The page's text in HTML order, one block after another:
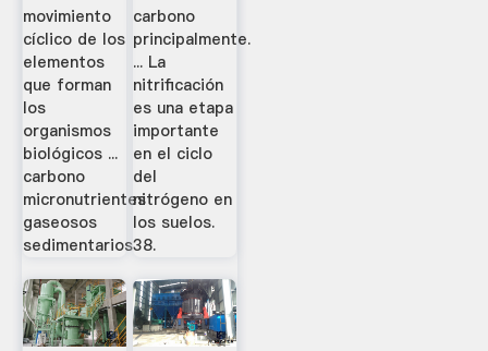
movimiento
cíclico de los
elementos
que forman
los
organismos
biológicos ...
carbono
micronutrientes
gaseosos
sedimentarios
carbono
principalmente.
... La
nitrificación
es una etapa
importante
en el ciclo
del
nitrógeno en
los suelos.
38.